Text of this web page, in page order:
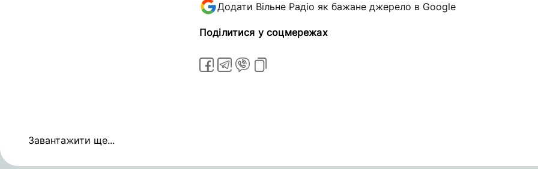
Додати Вільне Радіо як бажане джерело в Google
Поділитися у соцмережах
Завантажити ще...